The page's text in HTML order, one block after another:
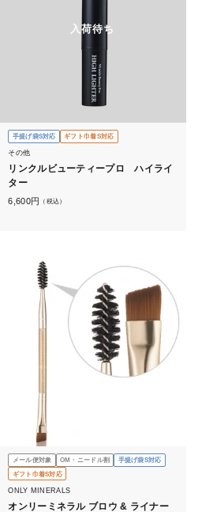
入荷待ち
手提げ袋S対応 ギフト巾着S対応
その他
リンクルビューティープロ ハイライ
ター
6,600円 （税込）
メール便対象 OM・ニードル割
手提げ袋S対応
ギフト巾着S対応
ONLY MINERALS
オンリーミネラル ブロウ & ライナー